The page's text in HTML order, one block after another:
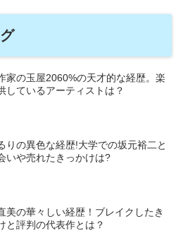
家の玉屋2060%の天才的な経歴。楽
しているアーティストは？
りの異色な経歴!大学での坂元裕二と
いや売れたきっかけは?
美の華々しい経歴！ブレイクしたき
と評判の代表作とは？